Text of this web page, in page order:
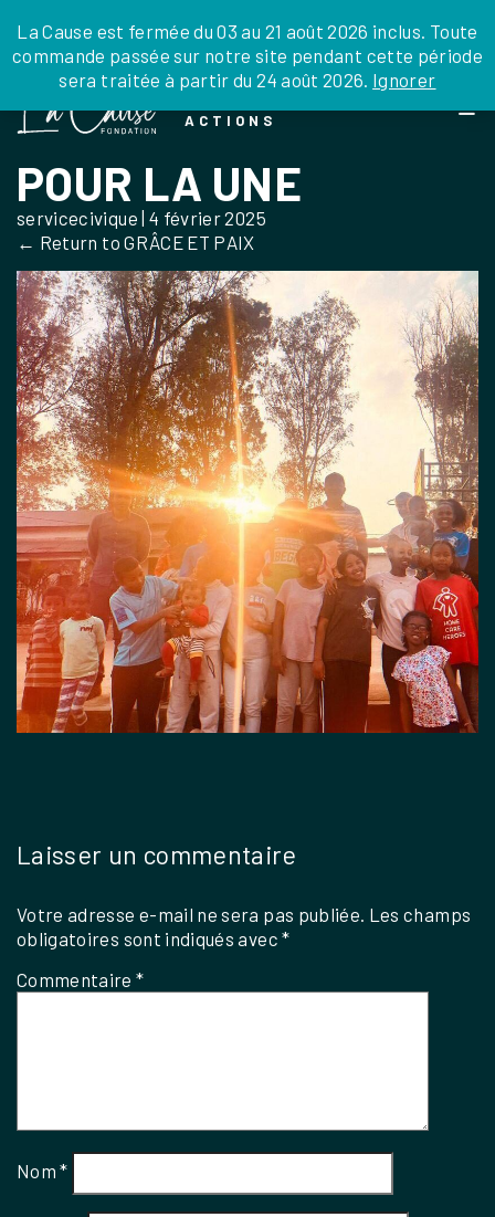
to
the
La Cause est fermée du 03 au 21 août 2026 inclus. Toute
commande passée sur notre site pendant cette période
sera traitée à partir du 24 août 2026. Ignorer
JE DONNE JE PARRAINE NOUS SOUTENIR
DEPUIS LA FRANCE
DEPUIS L’INTERNATIONAL
EN TANT QU’ORGANISATION
LEGS, LIBÉRALITÉS
0 ARTICLE
ACTIONS
POUR LA UNE
servicecivique | 4 février 2025
← Return to GRÂCE ET PAIX
Laisser un commentaire
Votre adresse e-mail ne sera pas publiée. Les champs
obligatoires sont indiqués avec*
Commentaire*
Nom*